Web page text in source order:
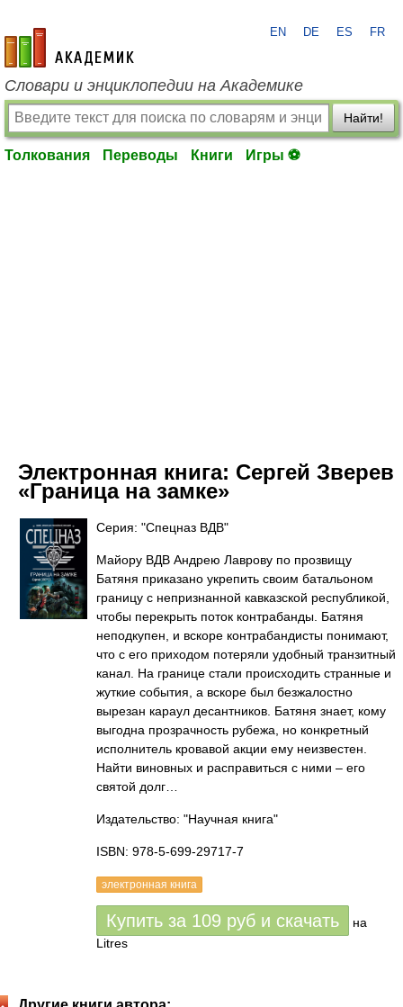
academic.ru
EN DE ES FR
Словари и энциклопедии на Академике
Найти!
Толкования Переводы Книги Игры ⚽
Электронная книга: Сергей Зверев
«Граница на замке»
Серия: "Спецназ ВДВ"
Майору ВДВ Андрею Лаврову по прозвищу
Батяня приказано укрепить своим батальоном
границу с непризнанной кавказской республикой,
чтобы перекрыть поток контрабанды. Батяня
неподкупен, и вскоре контрабандисты понимают,
что с его приходом потеряли удобный транзитный
канал. На границе стали происходить странные и
жуткие события, а вскоре был безжалостно
вырезан караул десантников. Батяня знает, кому
выгодна прозрачность рубежа, но конкретный
исполнитель кровавой акции ему неизвестен.
Найти виновных и расправиться с ними – его
святой долг…
Издательство: "Научная книга"
ISBN: 978-5-699-29717-7
электронная книга
Купить за 109 руб и скачать
на
Litres